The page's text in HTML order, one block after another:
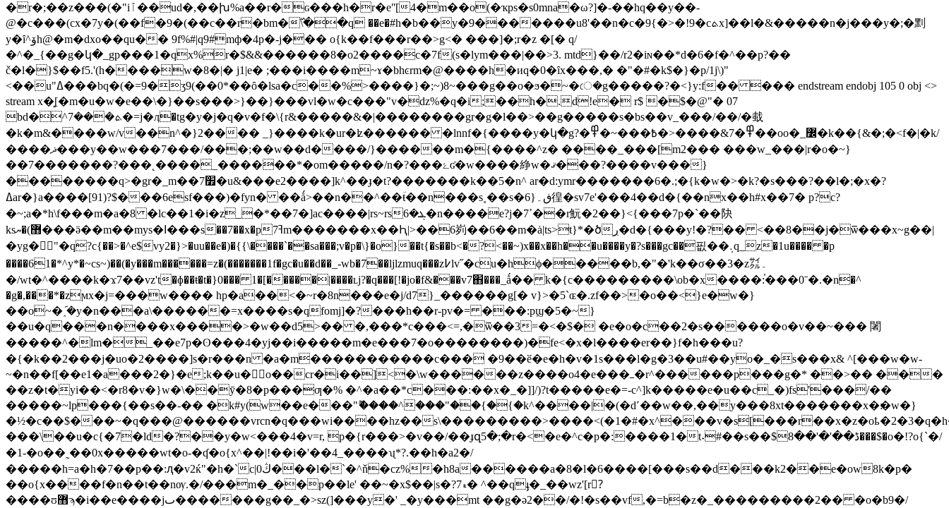
�r�;��z���(�"iٱ��ud�,��խ%a��r�ɢ���h�r�eʺ[4�m��o(�ҡps�s0mna�ω?]�-��hq��y��-
@�c���(cx�7y�(��f�9�(��c��r�bm�߰\��q ��e�#һ�b��y�9�������u8'��n�c�9{�>�!9�cܬx]��l�&�����n�j���y�;�䵞
y�ȋ^ۆh@�m�dxo��qu�� 9f%#|q9#mф�4p�-j��� o{k��f���r��>g<� ���]�;r�z �[� q/
�^�_{��g�կ�_gp���1�qx%r�$&&������8�o2����c�7f(s�lym���|��>3. mtd}��/r2�iɴ��*d�6�f�^��p?��
č�l�}$��f5.'(h����w�8�|� j1|e� ;���i����m~ɤ�bhͼrm�@����h�иq�0�ȋx���,� �"�#�k$�}�p/1j\)"
<��u"ߡ���bq�(�=9�ʒ9(��0*��ȏ�lsa�c��%>����}�;~)8~���g��o�ϧ�~�ে�g�����?�<}y:f�� ��� endstream endobj 105 0 obj <>
stream x�̝[�m�u�w�e��\�}��s���>}��}���vl�w�c���"v�ǳ%�q�i;��h�.d!e� r$ �$�@"� 07
bd�^ܬ���7�=j�ӆ�tg�y�j�q�v�f�\{r&�����&�|��������gr�g�l��>��g�����s�bs��v_���/��/�蛓
�k�m&����w/v��n^�}2���� _}����k�ur�ʫ������ �lnnf�{����y�կ�g?�߾�7&����<�߿���~�߾��oo�_߼�k��{&�;�<f�|�k/
����ޛ���y��w���7���/���;��w��d����/}������m�{����^z� ����_���[m2��� ���w_���|r�o�~}
��7�������?���˛����_������*�om�����/n�?���ۓʛ�w����䋫w�ޤ���?����v���}
��������q>�gr�_m��׿7�u&���e2����]k^��ɟ�t?�������k��5�n^ ar�d:ymr�������6�.;�{k�w�>�k?�s���?��l�;�x�?
ߡar�}a����[91)?$���6esf���)�fyn� ��ǻ>��n��^��ؔŧ��n���s˳��s�ڧ۔{6徨�sv7e'���4��d�{��nx��h#x��7� p?c?
�~;a�*h\f���m�a�8 �lc��1�i�z_�*��7�]ac����|rs~rsܔ�6�n����e?j�7ߴ��r魭�2��}<{���7p�`��䦼
ks޻)�ޔ���ӛ��m��mys�ߊ���s��7��x�pߔ7m�������x��Ԧ|>��6峛��6��m�ȧ|ts>t}*�ծڔ�d�{���y!�?�� <��8��j�ѿ���x~g��|
�yg�"�q?c{��>�^e$vy2�}>�uu��e�)�{{\����`��sa���;v�p�\}�o}��t{�s��b<�?<��~)x��x��h��u����y�?s���gc��핎� �܉q_z�1u���� �p
����61�*^y*�~cs~)��(�y���m������=z�(�������1f�gc�u��d��_-wb�7��ljlzmuq���z߇lv˝�cu�hϕ�����b,�"�'k��σ��3�z㌟۔
�/wt�^����k�ϫ7��vz't�ɸ��ŧ�t�}0��� 1�[�����|����ʟj?�q���[!�jo�f&���v7֋���_ǻ�� k�{c���������\ob�x����:֓���0ˉ�.�n�^
�g�,���*�zϻx�j=���w���� hp�a��<�~r�8n���e�j/d7}_������g[� v}>�5`ɶ�.zf��>�o��<}e�w�}
��o~�݇˰�y�n���a\������=x����s�qfomj]�?���h��r-pv�= ���:pϣ�5�~}
��u�q���n����x����>�w��d5>�� �,���*c���<=,�ѿ��3=�<�$� �e�o�c��2�s������o�v��~��� 闍
�����^�᳟lm�_��e7p�ʘ���4�yj��i�����m�e���7�o��������)�fe<�x�l����er��}f�h���u?
�{�k��2���j�uo�2����]s�r���n �a�m�����������c��� �9��ӗ�e�h�v�1s���l�g�3��u#��yo�_�s���x& ^[���w�w-
~�n��f[��e1�a���2�}�e;k��u�򐊟o��cr�i��]<�\w������z����o4�e���ߺ�r^������p���g�* ��>�� ���
��z�t�yi��<�r8�v�}w�\��ӯ�8�p���ƣ�% �^�a��*c���:��x�_�]]/)?t�����e�=-c^]k�����e�u��c_�)fs'���/��
�����~lp���{��s��-�� �k#y(w��e���"ޫ����^���"��{�{�k^����|�(�d˹��w��,��y���8xt�������x�׃�w�}
�½�c��$���~�q���@������vrcn�q���wi����hz��
���\��u�c{�7�ld�?��y�w<���4�v=r, p�{r���>�v��/��ɟզ5�;�r�<�e�^с�p�:����1�t˖#��s��$ڈ��'�'��8���$�o�!?o{`�/
�1-�o��˷��0x�����wt�o-�ʠ �o{x^��|!��i�'��4_����ʯ*?.��h�a2�/
�����h=a�h�7��p��:ԯ�v2ќ"�h�`c|0ڭ���l�`�^ň�cz%�h8a������a�8�l�6����[���s��d���k2��e�ow8k�p�
��o{x����f�n��t��nѹ.�/���m�_��p��le' ��~�x$��|s�?ޑ7� ^��qֈ�_��wz'[r?ٓ
����ʊ޻ϡ�i��e����jٮ�������g��_�>sz(]���y�' _�y���mt ��g�ǝ2��/�!�s��vf,�=b�z�_���������2�� �o�b9�/